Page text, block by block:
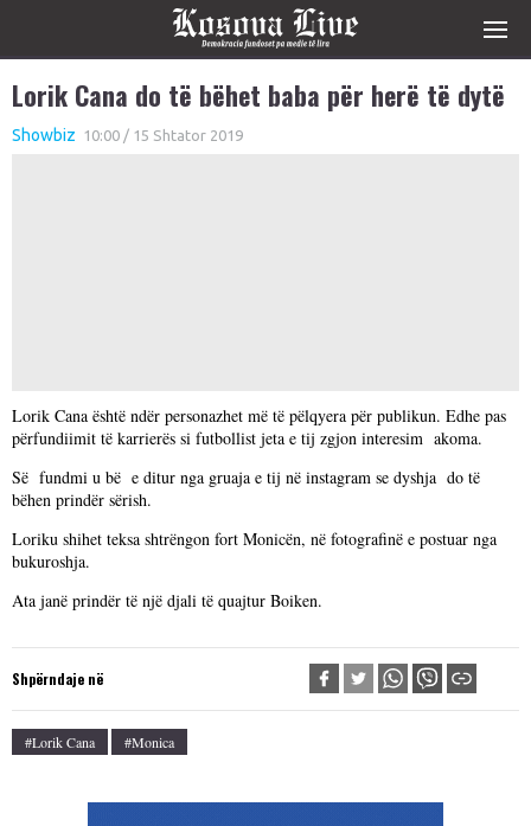
Lorik Cana do të bëhet baba për herë të dytë
Showbiz 10:00 / 15 Shtator 2019
Lorik Cana është ndër personazhet më të pëlqyera për publikun. Edhe pas
përfundiimit të karrierës si futbollist jeta e tij zgjon interesim akoma.
Së fundmi u bë e ditur nga gruaja e tij në instagram se dyshja do të
bëhen prindër sërish.
Loriku shihet teksa shtrëngon fort Monicën, në fotografinë e postuar nga
bukuroshja.
Ata janë prindër të një djali të quajtur Boiken.
Shpërndaje në
#Lorik Cana #Monica